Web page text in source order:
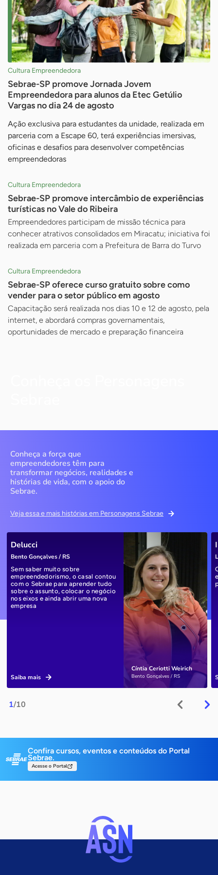
Cultura Empreendedora
Sebrae-SP promove Jornada Jovem
Empreendedora para alunos da Etec Getúlio
Vargas no dia 24 de agosto
Ação exclusiva para estudantes da unidade, realizada em
parceria com a Escape 60, terá experiências imersivas,
oficinas e desafios para desenvolver competências
empreendedoras
Cultura Empreendedora
Sebrae-SP promove intercâmbio de experiências
turísticas no Vale do Ribeira
Empreendedores participam de missão técnica para
conhecer atrativos consolidados em Miracatu; iniciativa foi
realizada em parceria com a Prefeitura de Barra do Turvo
Cultura Empreendedora
Sebrae-SP oferece curso gratuito sobre como
vender para o setor público em agosto
Capacitação será realizada nos dias 10 e 12 de agosto, pela
internet, e abordará compras governamentais,
oportunidades de mercado e preparação financeira
Conheça a força que
empreendedores têm para
transformar negócios, realidades e
histórias de vida, com o apoio do
Sebrae.
Veja essa e mais histórias em Personagens Sebrae
1/10
Cíntia Ceriotti Weirich
Bento Gonçalves / RS
Delucci
Bento Gonçalves / RS
Sem saber muito sobre
empreendedorismo, o casal contou
com o Sebrae para aprender tudo
sobre o assunto, colocar o negócio
nos eixos e ainda abrir uma nova
empresa
Saiba mais
Confira cursos, eventos e conteúdos do Portal
Sebrae.
Acesse o Portal